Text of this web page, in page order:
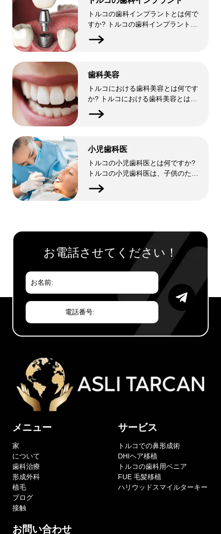
トルコの歯科インプラントとは何で
すか? トルコの歯科インプラントで
は、チタンなどの生体適合性材料で
作られた人工歯根を顎骨に埋め込
度な歯科医院で、熟練した歯科 […]
歯科美容
トルコにおける歯科美容とは何です
か? トルコにおける歯科美容とは、
歯の見た目を良くするためのさまざ
まな美容歯科処置を指します。これ
完全な笑顔の変身などが含まれ […]
小児歯科医
トルコの小児歯科医とは何ですか?
トルコの小児歯科医は、子供のため
の総合的な歯科治療を専門としてい
ます。これらの歯科医は、子供の特
お電話させてください！
メニュー
家
について
歯科治療
形成外科
植毛
ブログ
接触
サービス
トルコでの鼻形成術
DHIヘア移植
トルコの歯科用ベニア
FUE 毛髪移植
ハリウッドスマイルターキー
お問い合わせ